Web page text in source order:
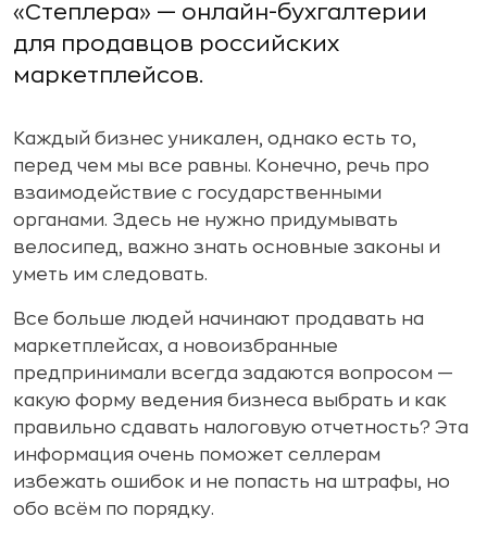
«Степлера» — онлайн-бухгалтерии
для продавцов российских
маркетплейсов.
Каждый бизнес уникален, однако есть то,
перед чем мы все равны. Конечно, речь про
взаимодействие с государственными
органами. Здесь не нужно придумывать
велосипед, важно знать основные законы и
уметь им следовать.
Все больше людей начинают продавать на
маркетплейсах, а новоизбранные
предпринимали всегда задаются вопросом —
какую форму ведения бизнеса выбрать и как
правильно сдавать налоговую отчетность? Эта
информация очень поможет селлерам
избежать ошибок и не попасть на штрафы, но
обо всём по порядку.